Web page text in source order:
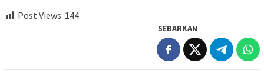
Post Views: 144
SEBARKAN